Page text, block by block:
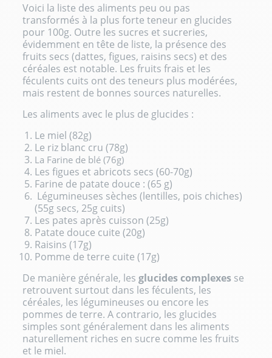
Voici la liste des aliments peu ou pas
transformés à la plus forte teneur en glucides
pour 100g. Outre les sucres et sucreries,
évidemment en tête de liste, la présence des
fruits secs (dattes, figues, raisins secs) et des
céréales est notable. Les fruits frais et les
féculents cuits ont des teneurs plus modérées,
mais restent de bonnes sources naturelles.
Les aliments avec le plus de glucides :
Le miel (82g)
Le riz blanc cru (78g)
La Farine de blé (76g)
Les figues et abricots secs (60-70g)
Farine de patate douce : (65 g)
Légumineuses sèches (lentilles, pois chiches)
(55g secs, 25g cuits)
Les pates après cuisson (25g)
Patate douce cuite (20g)
Raisins (17g)
Pomme de terre cuite (17g)
De manière générale, les glucides complexes se
retrouvent surtout dans les féculents, les
céréales, les légumineuses ou encore les
pommes de terre. A contrario, les glucides
simples sont généralement dans les aliments
naturellement riches en sucre comme les fruits
et le miel.